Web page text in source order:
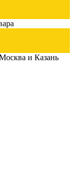
и Казань